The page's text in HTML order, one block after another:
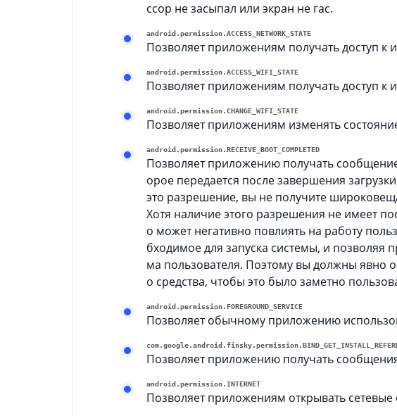
ссор не засыпал или экран не гас.
android.permission.ACCESS_NETWORK_STATE
Позволяет приложениям получать доступ к
android.permission.ACCESS_WIFI_STATE
Позволяет приложениям получать доступ к
android.permission.CHANGE_WIFI_STATE
Позволяет приложениям изменять
android.permission.RECEIVE_BOOT_COMPLETED
Позволяет приложению получать сообщение
орое передается после завершения
это разрешение, вы не получите
Хотя наличие этого разрешения не имеет
о может негативно повлиять на работу
бходимое для запуска системы, и позволяя
ма пользователя. Поэтому вы должны явно
о средства, чтобы это было заметно
android.permission.FOREGROUND_SERVICE
Позволяет обычному приложению
Позволяет приложению получать
android.permission.INTERNET
Позволяет приложениям открывать сетевые